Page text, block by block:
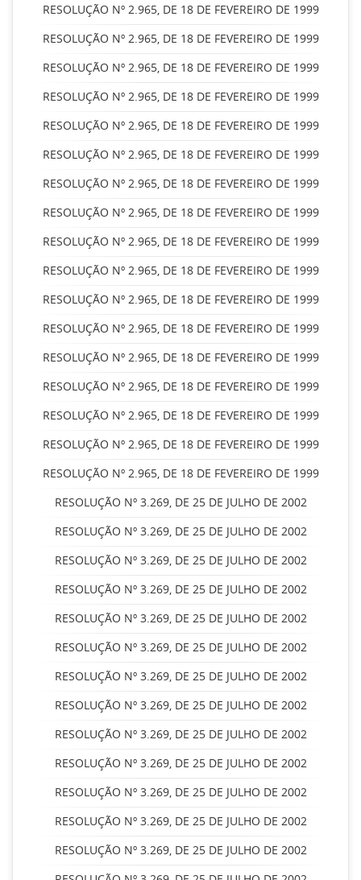
RESOLUÇÃO Nº 2.965, DE 18 DE FEVEREIRO DE 1999
RESOLUÇÃO Nº 2.965, DE 18 DE FEVEREIRO DE 1999
RESOLUÇÃO Nº 2.965, DE 18 DE FEVEREIRO DE 1999
RESOLUÇÃO Nº 2.965, DE 18 DE FEVEREIRO DE 1999
RESOLUÇÃO Nº 2.965, DE 18 DE FEVEREIRO DE 1999
RESOLUÇÃO Nº 2.965, DE 18 DE FEVEREIRO DE 1999
RESOLUÇÃO Nº 2.965, DE 18 DE FEVEREIRO DE 1999
RESOLUÇÃO Nº 2.965, DE 18 DE FEVEREIRO DE 1999
RESOLUÇÃO Nº 2.965, DE 18 DE FEVEREIRO DE 1999
RESOLUÇÃO Nº 2.965, DE 18 DE FEVEREIRO DE 1999
RESOLUÇÃO Nº 2.965, DE 18 DE FEVEREIRO DE 1999
RESOLUÇÃO Nº 2.965, DE 18 DE FEVEREIRO DE 1999
RESOLUÇÃO Nº 2.965, DE 18 DE FEVEREIRO DE 1999
RESOLUÇÃO Nº 2.965, DE 18 DE FEVEREIRO DE 1999
RESOLUÇÃO Nº 2.965, DE 18 DE FEVEREIRO DE 1999
RESOLUÇÃO Nº 2.965, DE 18 DE FEVEREIRO DE 1999
RESOLUÇÃO Nº 2.965, DE 18 DE FEVEREIRO DE 1999
RESOLUÇÃO Nº 3.269, DE 25 DE JULHO DE 2002
RESOLUÇÃO Nº 3.269, DE 25 DE JULHO DE 2002
RESOLUÇÃO Nº 3.269, DE 25 DE JULHO DE 2002
RESOLUÇÃO Nº 3.269, DE 25 DE JULHO DE 2002
RESOLUÇÃO Nº 3.269, DE 25 DE JULHO DE 2002
RESOLUÇÃO Nº 3.269, DE 25 DE JULHO DE 2002
RESOLUÇÃO Nº 3.269, DE 25 DE JULHO DE 2002
RESOLUÇÃO Nº 3.269, DE 25 DE JULHO DE 2002
RESOLUÇÃO Nº 3.269, DE 25 DE JULHO DE 2002
RESOLUÇÃO Nº 3.269, DE 25 DE JULHO DE 2002
RESOLUÇÃO Nº 3.269, DE 25 DE JULHO DE 2002
RESOLUÇÃO Nº 3.269, DE 25 DE JULHO DE 2002
RESOLUÇÃO Nº 3.269, DE 25 DE JULHO DE 2002